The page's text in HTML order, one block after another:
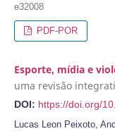
e32008
PDF-POR
Esporte, mídia e
uma revisão
DOI: https://doi.org/
Lucas Leon Peixoto,